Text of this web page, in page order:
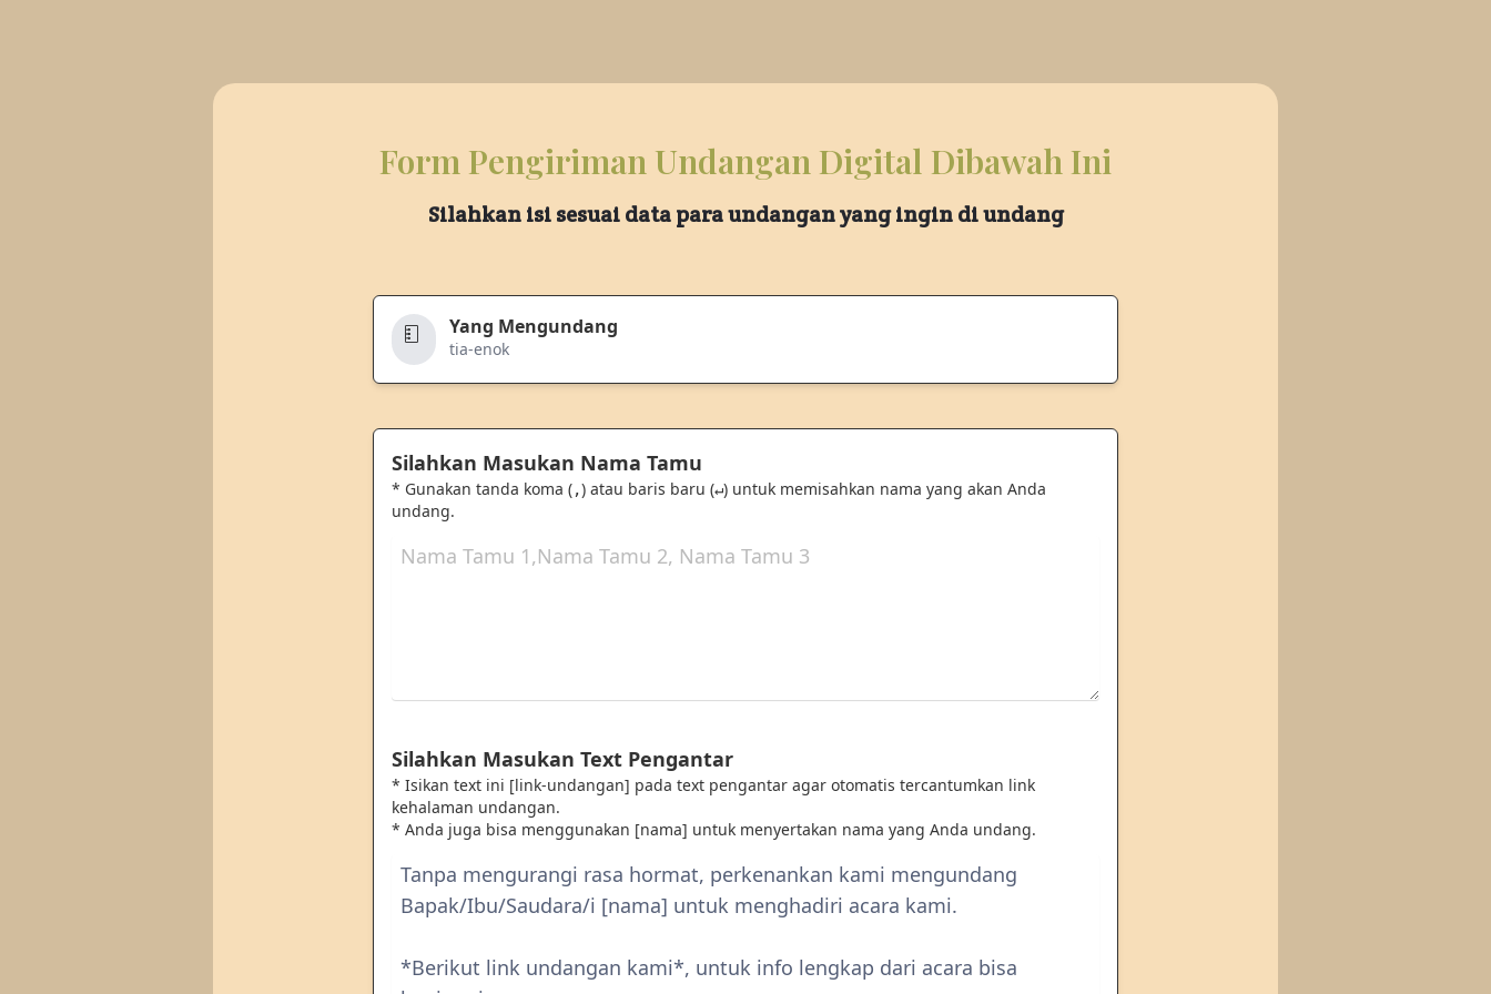
Form Pengiriman Undangan Digital Dibawah Ini
Silahkan isi sesuai data para undangan yang ingin di undang
Yang Mengundang
tia-enok
Silahkan Masukan Nama Tamu
* Gunakan tanda koma (,) atau baris baru (↵) untuk memisahkan nama yang akan Anda
undang.
Silahkan Masukan Text Pengantar
* Isikan text ini [link-undangan] pada text pengantar agar otomatis tercantumkan link
kehalaman undangan.
* Anda juga bisa menggunakan [nama] untuk menyertakan nama yang Anda undang.